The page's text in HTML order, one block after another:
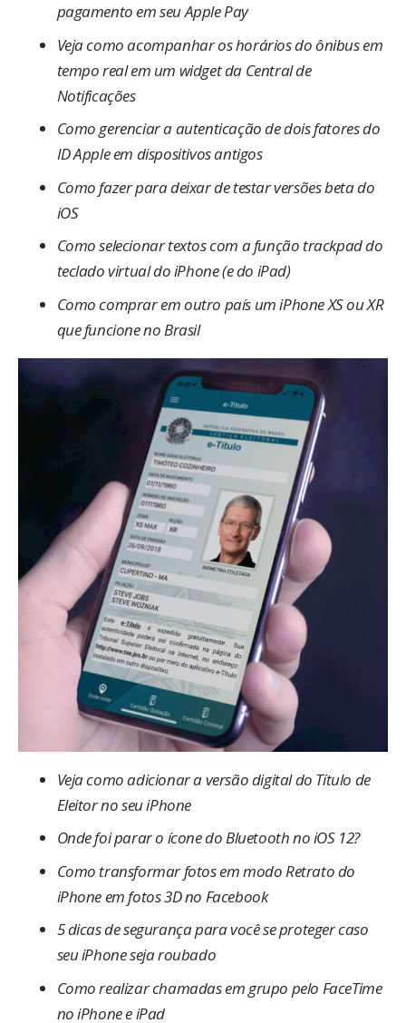
pagamento em seu Apple Pay
Veja como acompanhar os horários do ônibus em
tempo real em um widget da Central de
Notificações
Como gerenciar a autenticação de dois fatores do
ID Apple em dispositivos antigos
Como fazer para deixar de testar versões beta do
iOS
Como selecionar textos com a função trackpad do
teclado virtual do iPhone (e do iPad)
Como comprar em outro país um iPhone XS ou XR
que funcione no Brasil
Veja como adicionar a versão digital do Título de
Eleitor no seu iPhone
Onde foi parar o ícone do Bluetooth no iOS 12?
Como transformar fotos em modo Retrato do
iPhone em fotos 3D no Facebook
5 dicas de segurança para você se proteger caso
seu iPhone seja roubado
Como realizar chamadas em grupo pelo FaceTime
no iPhone e iPad